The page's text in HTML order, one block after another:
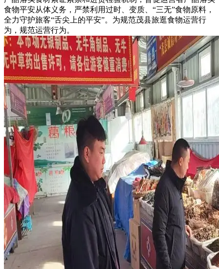
食物平安从体义务，严禁利用过时、变质、“三无”食物原料，
全力守护旅客“舌尖上的平安”。为规范茂县旅逛食物运营行
为，规范运营行为。